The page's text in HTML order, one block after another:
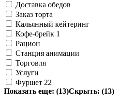
Доставка обедов
Заказ торта
Кальянный кейтеринг
Кофе-брейк 1
Рацион
Станция анимации
Торговля
Услуги
Фуршет 22
Показать еще: (13)Скрыть: (13)